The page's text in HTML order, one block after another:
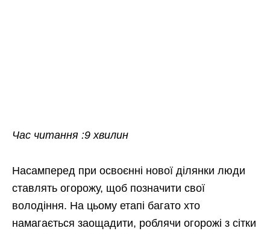
Час читання :9 хвилин
Насамперед при освоєнні нової ділянки люди
ставлять огорожу, щоб позначити свої
володіння. На цьому етапі багато хто
намагається заощадити, роблячи огорожі з сітки